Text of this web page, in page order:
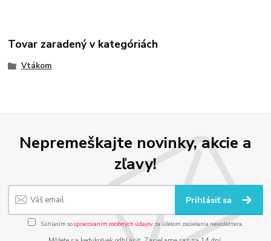
Tovar zaradený v kategóriách
Vtákom
Nepremeškajte novinky, akcie a
zľavy!
Prihlásiť sa
Súhlasím sospracovaním osobných údajov za účelom zasielania newslettera.